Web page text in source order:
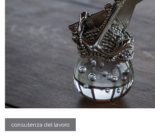
consulenza del lavoro